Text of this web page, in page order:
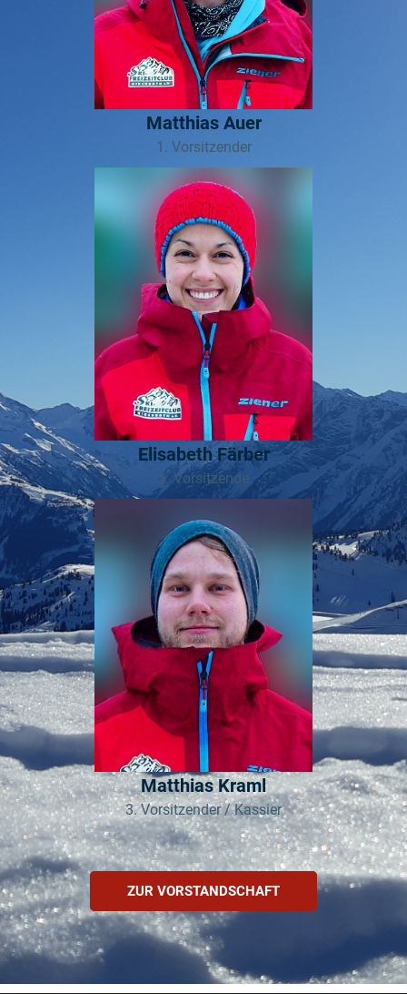
Matthias Auer
1. Vorsitzender
Elisabeth Färber
2. Vorsitzende
Matthias Kraml
3. Vorsitzender / Kassier
ZUR VORSTANDSCHAFT